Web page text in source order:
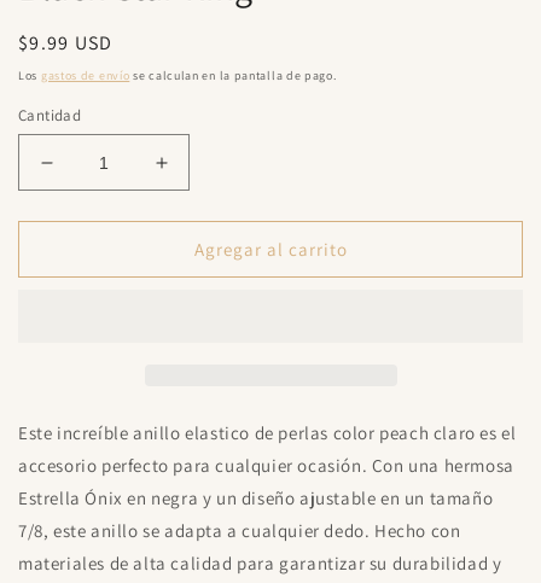
una
modal
Precio
habitual
$9.99 USD
Los gastos de envío se calculan en la pantalla de pago.
Cantidad
Reducir
cantidad
para
Star
Aumentar
cantidad
para
Black
Star
Agregar al carrito
Este increíble anillo elastico de perlas color peach claro es el
accesorio perfecto para cualquier ocasión. Con una hermosa
Estrella Ónix en negra y un diseño ajustable en un tamaño
7/8, este anillo se adapta a cualquier dedo. Hecho con
materiales de alta calidad para garantizar su durabilidad y